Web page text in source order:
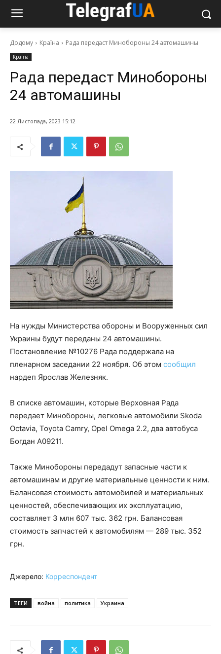
Додому Країна Рада передаст Минобороны 24 автомашины
Країна
Рада передаст Минобороны
24 автомашины
22 Листопада, 2023 15:12
На нужды Министерства обороны и Вооруженных сил
Украины будут переданы 24 автомашины.
Постановление №10276 Рада поддержала на
пленарном заседании 22 ноября. Об этом сообщил
нардеп Ярослав Железняк.
В списке автомашин, которые Верховная Рада
передает Минобороны, легковые автомобили Skoda
Octavia, Toyota Camry, Opel Omega 2.2, два автобуса
Богдан А09211.
Также Минобороны передадут запасные части к
автомашинам и другие материальные ценности к ним.
Балансовая стоимость автомобилей и материальных
ценностей, обеспечивающих их эксплуатацию,
составляет 3 млн 607 тыс. 362 грн. Балансовая
стоимость запчастей к автомобилям — 289 тыс. 352
грн.
Джерело: Корреспондент
ТЕГИ война политика Украина